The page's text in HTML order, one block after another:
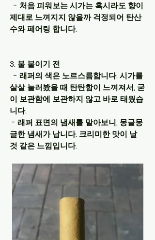
제대로 느껴지지 않을까 걱정되어 탄산
수와 페어링 합니다.
3. 불 붙이기 전
살살 눌러봤을 때 탄탄함이 느껴져서, 굳
이 보관함에 보관하지 않고 바로 태웠습
니다.
글한 냄새가 납니다. 크리미한 맛이 날
것 같은 느낌입니다.